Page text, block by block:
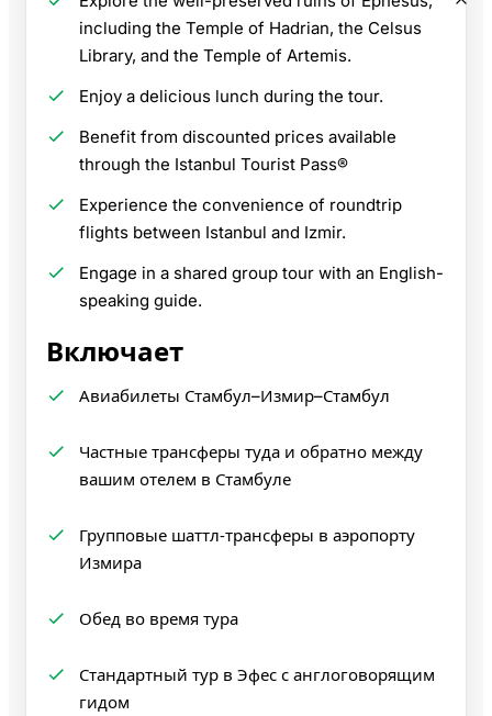
including the Temple of Hadrian, the Celsus
Library, and the Temple of Artemis.
Enjoy a delicious lunch during the tour.
Benefit from discounted prices available
through the Istanbul Tourist Pass®
Experience the convenience of roundtrip
flights between Istanbul and Izmir.
Engage in a shared group tour with an English-
speaking guide.
Включает
Авиабилеты Стамбул–Измир–Стамбул
Частные трансферы туда и обратно между
вашим отелем в Стамбуле
Групповые шаттл‑трансферы в аэропорту
Измира
Обед во время тура
Стандартный тур в Эфес с англоговорящим
гидом